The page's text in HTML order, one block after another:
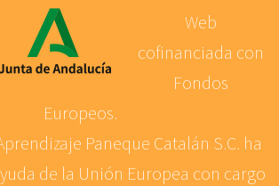
Web
cofinanciada con
Fondos
Europeos.
Paneque Catalán S.C. ha
de la Unión Europea con cargo